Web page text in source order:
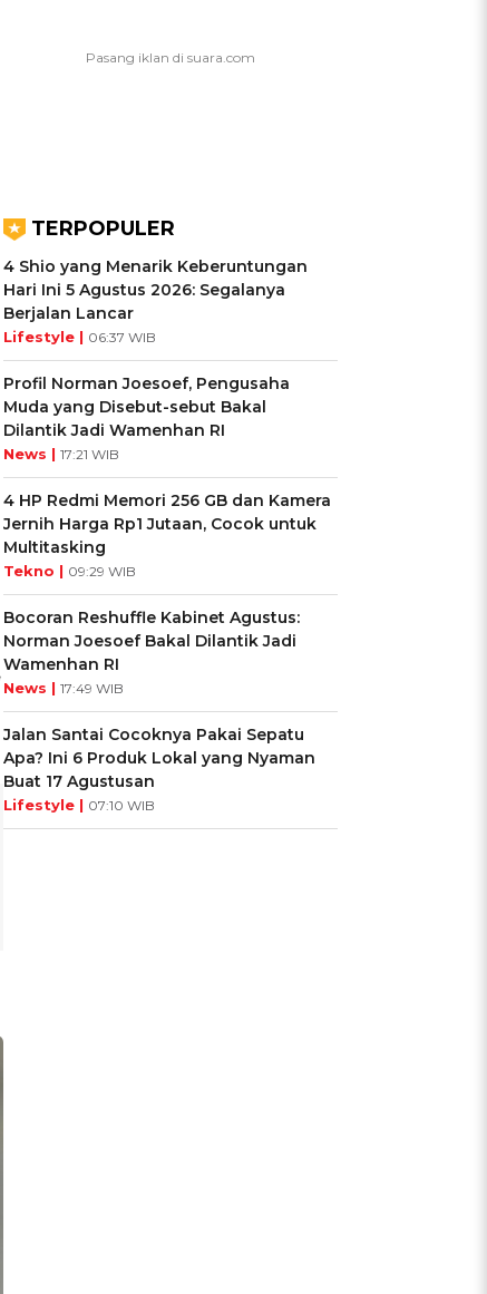
TERPOPULER
4 Shio yang Menarik Keberuntungan
Hari Ini 5 Agustus 2026: Segalanya
Berjalan Lancar
Lifestyle | 06:37 WIB
Profil Norman Joesoef, Pengusaha
Muda yang Disebut-sebut Bakal
Dilantik Jadi Wamenhan RI
News | 17:21 WIB
4 HP Redmi Memori 256 GB dan Kamera
Jernih Harga Rp1 Jutaan, Cocok untuk
Multitasking
Tekno | 09:29 WIB
Bocoran Reshuffle Kabinet Agustus:
Norman Joesoef Bakal Dilantik Jadi
Wamenhan RI
News | 17:49 WIB
Jalan Santai Cocoknya Pakai Sepatu
Apa? Ini 6 Produk Lokal yang Nyaman
Buat 17 Agustusan
Lifestyle | 07:10 WIB